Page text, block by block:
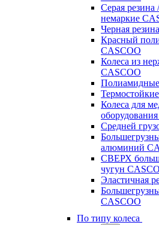
Серая
немаркие
Черная
Красный
CASCOO
Колеса из
CASCOO
Колеса для
Средней
алюминий
СВЕРХ
чугун
Эластичная
CASCOO
По типу колеса